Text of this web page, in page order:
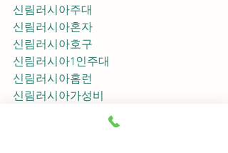
신림러시아주대
신림러시아혼자
신림러시아호구
신림러시아1인주대
신림러시아홈런
신림러시아가성비